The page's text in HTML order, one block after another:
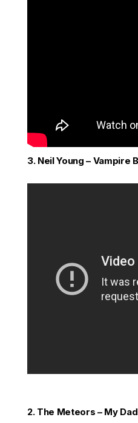
3. Neil Young – Vampire
2. The Meteors – My